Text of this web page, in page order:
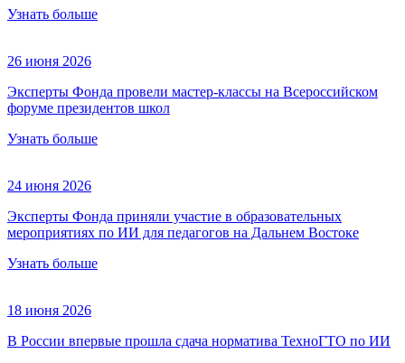
Узнать больше
26 июня 2026
Эксперты Фонда провели мастер-классы на Всероссийском
форуме президентов школ
Узнать больше
24 июня 2026
Эксперты Фонда приняли участие в образовательных
мероприятиях по ИИ для педагогов на Дальнем Востоке
Узнать больше
18 июня 2026
В России впервые прошла сдача норматива ТехноГТО по ИИ